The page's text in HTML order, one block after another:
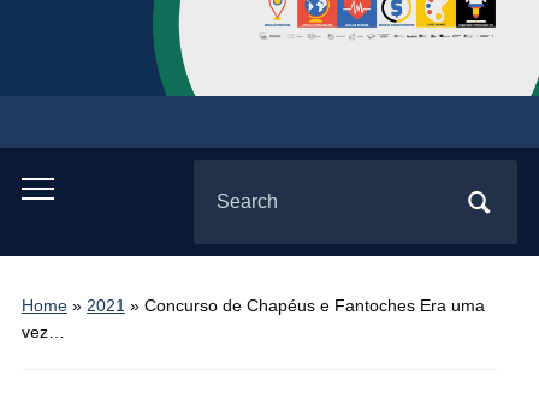
Toggle
menu
for:
Home» 2021 » Concurso de Chapéus e Fantoches Era uma
vez…